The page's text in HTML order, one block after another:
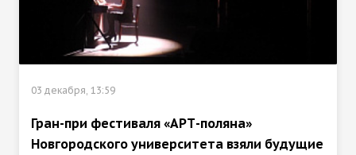
03 декабря, 13:59
Гран-при фестиваля «АРТ-поляна»
Новгородского университета взяли будущие